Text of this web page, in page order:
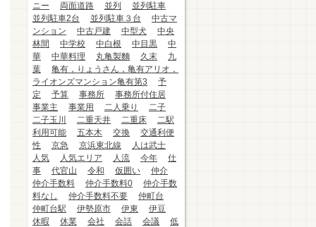
ニー
両面道路 並列
並列駐車
並列駐車2台
並列駐車３台
中古マ
ンション
中古戸建 中型犬
中央
林間
中学校 中白根 中目黒
中
華
中華料理 丸亀製麵 久末
九
葉
亀有，りょうさん，亀有アリオ，
ライオンズマンション亀有第3
予
定
予算 事務所
事務所付住居
事業主
事業用 二人乗り
二子
二子玉川
二重天井 二重床
二駅
利用可能
五本木 交換
交通利便
性
京急 京浜東北線
人は武士
人気
人気エリア 人流 今年
仕
事
代官山 令和 仮囲い
仲介
仲介手数料
仲介手数料0
仲介手数
料なし
仲介手数料不要
仲町台
仲町台駅
伊勢原市 伊東
伊豆
休暇
休業 会社 会話 会議
低